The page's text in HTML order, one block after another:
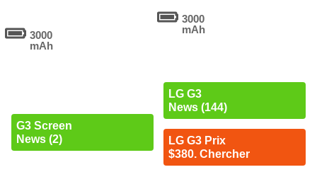
3000
mAh
G3 Screen
News (2)
3000
mAh
LG G3
News (144)
LG G3 Prix
$380. Chercher